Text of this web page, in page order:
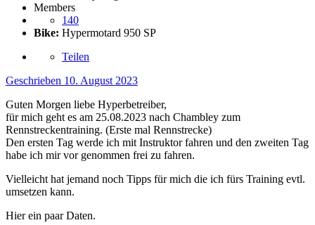
Members
140
Bike: Hypermotard 950 SP
Teilen
Geschrieben 10. August 2023
Guten Morgen liebe Hyperbetreiber,
für mich geht es am 25.08.2023 nach Chambley zum
Rennstreckentraining. (Erste mal Rennstrecke)
Den ersten Tag werde ich mit Instruktor fahren und den zweiten Tag
habe ich mir vor genommen frei zu fahren.
Vielleicht hat jemand noch Tipps für mich die ich fürs Training evtl.
umsetzen kann.
Hier ein paar Daten.